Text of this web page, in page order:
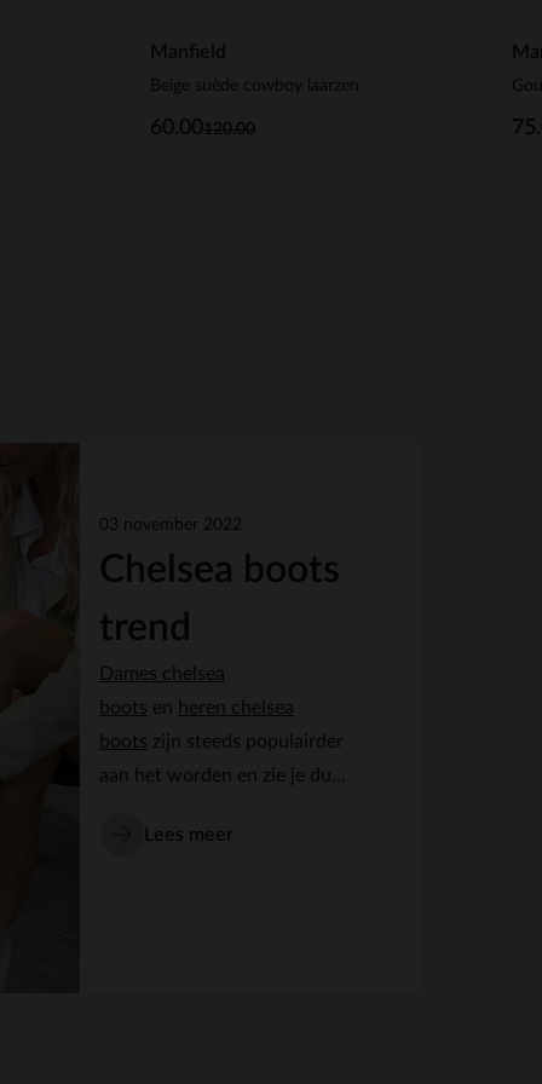
Manfield
Beige suède cowboy laarzen
120.00
60.00
03 november 2022
Chelsea boots
trend
Dames chelsea
boots en heren chelsea
boots zijn steeds populairder
aan het worden en zie je dus
straatbeeld. Een voordeel
Lees meer